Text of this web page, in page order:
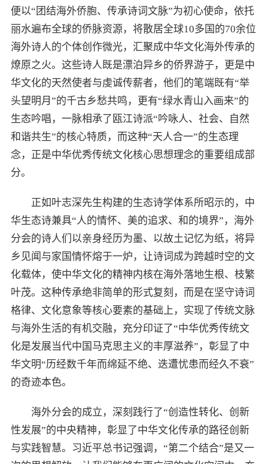
便以“团结海外侨胞、传承诗词文脉”为初心使命，依托
丽水遍布全球的侨脉资源，将散居全球10多国的70余位
海外诗人的个体创作微光，汇聚成中华文化海外传承的
燎原之火。这些诗人既是漂泊异乡的侨界游子，更是中
华文化的天然使者与虔诚传薪者，他们的笔端既有“举
头望明月”的千古乡愁共鸣，更有“绿水青山入画来”的
生态吟唱，一脉相承了瓯江诗派“吟咏人、社会、自然
和谐共生”的核心特质，而这种“天人合一”的生态理
念，正是中华优秀传统文化核心思想理念的重要组成部
分。
正如叶志深先生构建的生态诗学体系所昭示的，中
华生态诗兼具“人的情怀、美的追求、和的境界”，海外
分会的诗人们以亲身经历为墨、以故土记忆为纸，将异
乡见闻与家国情怀熔于一炉，让诗词成为跨越时空的文
化载体，使中华文化的精神内核在海外落地生根、枝繁
叶茂。这种传承绝非简单的形式复刻，而是在坚守诗词
格律、文化意象等核心要素的基础上，实现了传统文脉
与海外生活的有机交融，充分印证了“中华优秀传统文
化是发展当代中国马克思主义的丰厚滋养”，彰显了中
华文明“历经数千年而绵延不绝、迭遭忧患而经久不衰”
的奇迹本色。
海外分会的成立，深刻践行了“创造性转化、创新
性发展”的中央精神，彰显了中华文化传承的路径创新
与实践智慧。习近平总书记强调，“第二个结合”是又一